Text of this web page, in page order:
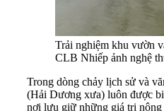
Trải nghiệm khu vườn
CLB Nhiếp ảnh nghệ
Trong dòng chảy lịch sử và
(Hải Dương xưa) luôn được
nơi lưu giữ những giá trị nông